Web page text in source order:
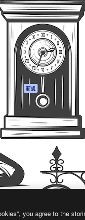
ュメント
ート
規約
イバシーポリ
ジナル
新規
キーポリシー
ストセンター
ィリエイト
向け
料金
会社
採用
検索
ブログ
イベ
コン
する
プレ
you agree to the